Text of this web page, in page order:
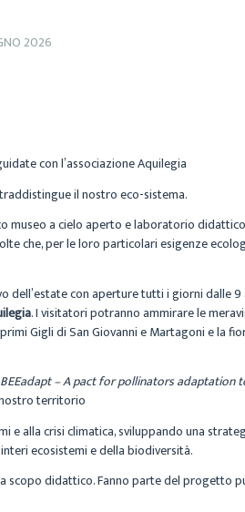
2026
con l’associazione Aquilegia
il nostro eco-sistema.
museo a cielo aperto e laboratorio
che, per le loro particolari esigenze
dell’estate con aperture tutti i giorni dalle 9
. I visitatori potranno ammirare le
Gigli di San Giovanni e Martagoni e la
BEEadapt – A pact for pollinators adaptation
territorio
alla crisi climatica, sviluppando una
ecosistemi e della biodiversità.
scopo didattico. Fanno parte del progetto